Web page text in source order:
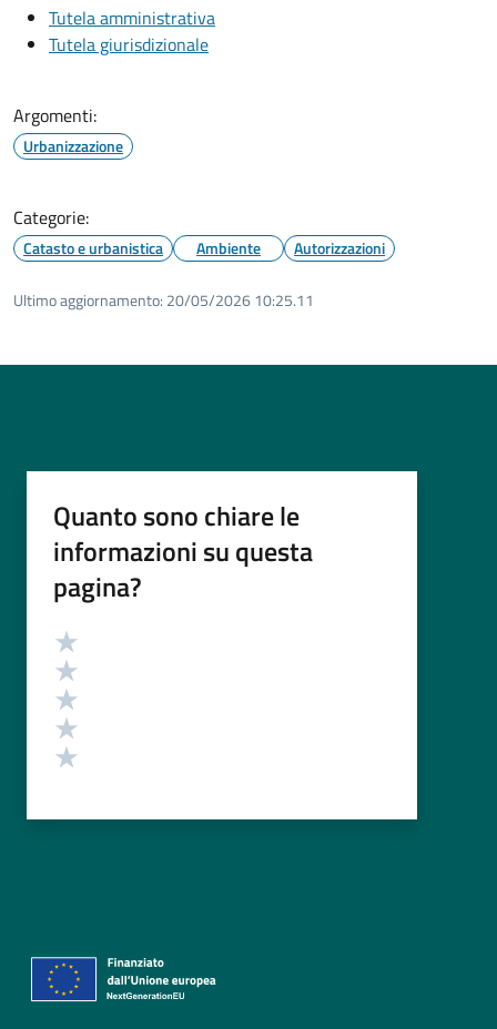
Tutela amministrativa
Tutela giurisdizionale
Argomenti:
Urbanizzazione
Categorie:
Catasto e urbanistica Ambiente Autorizzazioni
Ultimo aggiornamento: 20/05/2026 10:25.11
Quanto sono chiare le
informazioni su questa
pagina?
Valutazione